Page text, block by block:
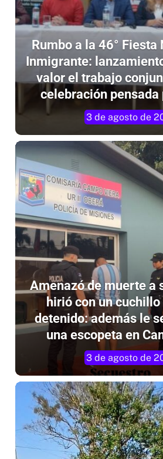
Rumbo a la 46° Fiesta
Inmigrante:
valor el trabajo
celebración pensada
3 de agosto de
Amenazó de muerte a
hirió con un
detenido: además le
una escopeta en
3 de agosto de